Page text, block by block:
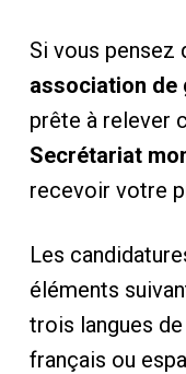
Si vous pensez
association de
prête à relever
Secrétariat
recevoir votre
Les
éléments
trois langues de
français ou